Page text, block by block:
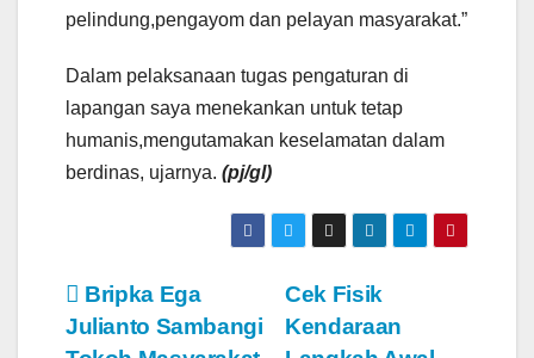
pelindung,pengayom dan pelayan masyarakat.”
Dalam pelaksanaan tugas pengaturan di
lapangan saya menekankan untuk tetap
humanis,mengutamakan keselamatan dalam
berdinas, ujarnya. (pj/gl)
N
Cek Fisik
Kendaraan
Bripka Ega
Julianto Sambangi